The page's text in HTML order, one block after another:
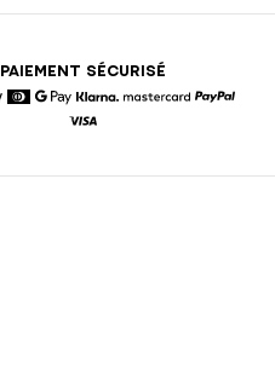
PAIEMENT SÉCURISÉ
Google Pay
Klarna